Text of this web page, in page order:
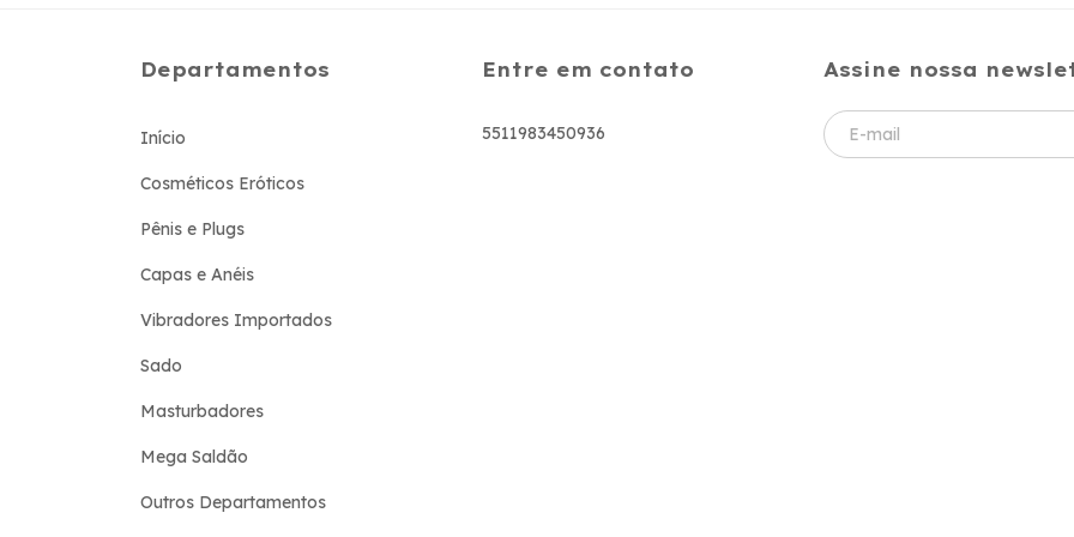
Departamentos
Início
Cosméticos Eróticos
Pênis e Plugs
Capas e Anéis
Vibradores Importados
Sado
Masturbadores
Mega Saldão
Outros Departamentos
Entre em contato
5511983450936
Assine nossa